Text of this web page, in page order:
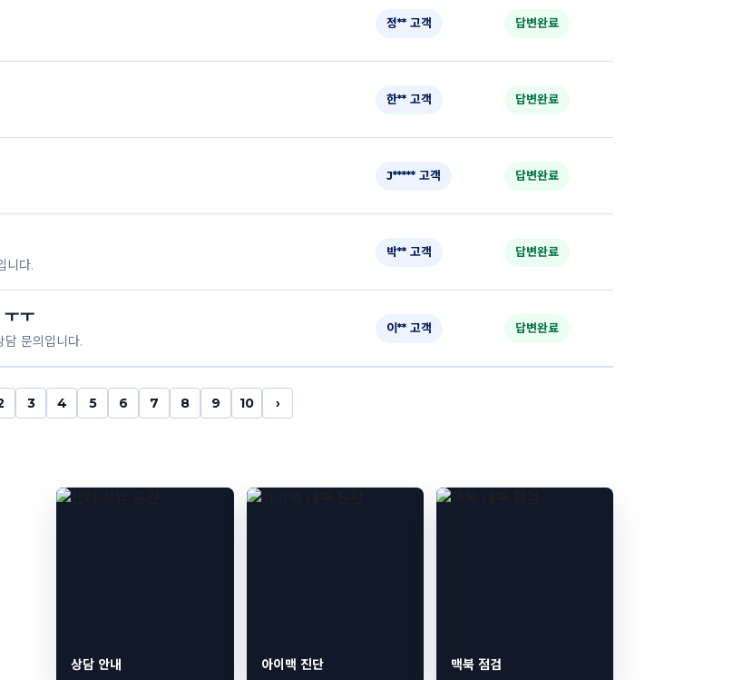
정** 고객 답변완료
한** 고객 답변완료
J***** 고객 답변완료
니다.
박** 고객 답변완료
ㅜ
담 문의입니다.
이** 고객 답변완료
3 4 5 6 7 8 9 10 ›
상담 안내 아이맥 진단 맥북 점검